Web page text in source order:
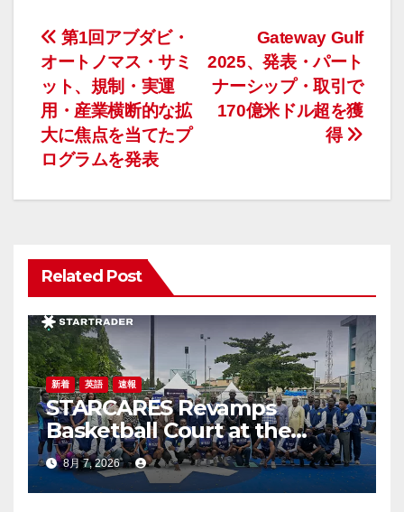
投
稿
ナ
ビ
ゲ
シ
ョ
ン
Gateway Gulf
2025、発表・パート
ナーシップ・取引で
170億米ドル超を獲
得
第1回アブダビ・
オートノマス・サミ
ット、規制・実運
用・産業横断的な拡
大に焦点を当てたプ
ログラムを発表
Related Post
新着 英語 速報
STARCARES Revamps
Basketball Court at the
University of Lagos for
Future Healthcare
Professionals
8月 7, 2026